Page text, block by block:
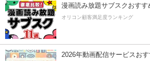
漫画読み放題サブスクおすす
オリコン顧客満足度ランキング
2026年動画配信サービスおす